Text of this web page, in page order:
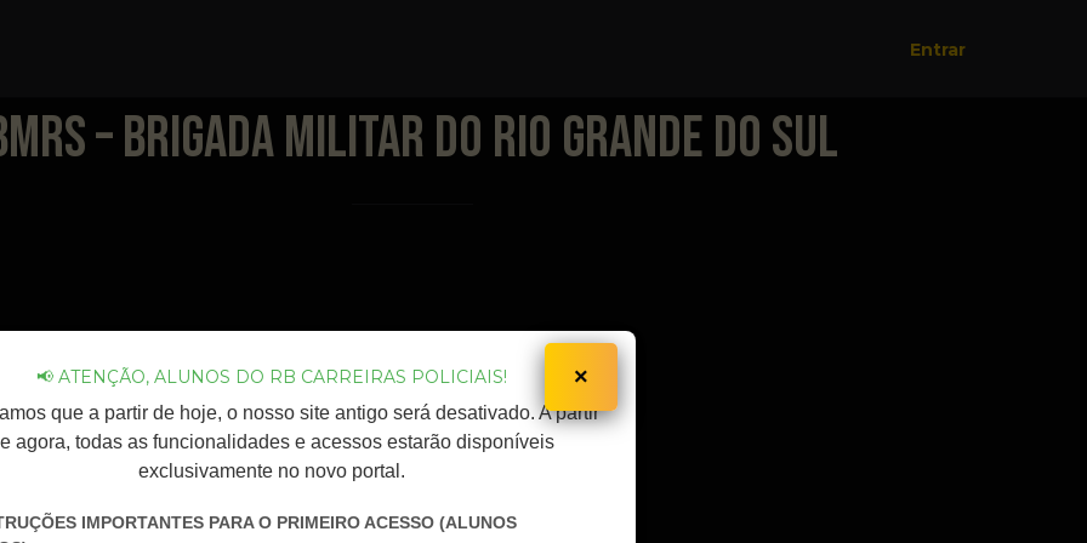
Entrar
– Brigada Militar do Rio Grande do Sul
×
📢 ATENÇÃO, ALUNOS DO RB CARREIRAS POLICIAIS!
que a partir de hoje, o nosso site antigo será desativado. A partir
agora, todas as funcionalidades e acessos estarão disponíveis
exclusivamente no novo portal.
IMPORTANTES PARA O PRIMEIRO ACESSO (ALUNOS